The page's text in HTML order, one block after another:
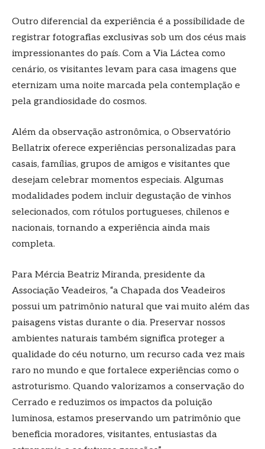
Outro diferencial da experiência é a possibilidade de
registrar fotografias exclusivas sob um dos céus mais
impressionantes do país. Com a Via Láctea como
cenário, os visitantes levam para casa imagens que
eternizam uma noite marcada pela contemplação e
pela grandiosidade do cosmos.
Além da observação astronômica, o Observatório
Bellatrix oferece experiências personalizadas para
casais, famílias, grupos de amigos e visitantes que
desejam celebrar momentos especiais. Algumas
modalidades podem incluir degustação de vinhos
selecionados, com rótulos portugueses, chilenos e
nacionais, tornando a experiência ainda mais
completa.
Para Mércia Beatriz Miranda, presidente da
Associação Veadeiros, “a Chapada dos Veadeiros
possui um patrimônio natural que vai muito além das
paisagens vistas durante o dia. Preservar nossos
ambientes naturais também significa proteger a
qualidade do céu noturno, um recurso cada vez mais
raro no mundo e que fortalece experiências como o
astroturismo. Quando valorizamos a conservação do
Cerrado e reduzimos os impactos da poluição
luminosa, estamos preservando um patrimônio que
beneficia moradores, visitantes, entusiastas da